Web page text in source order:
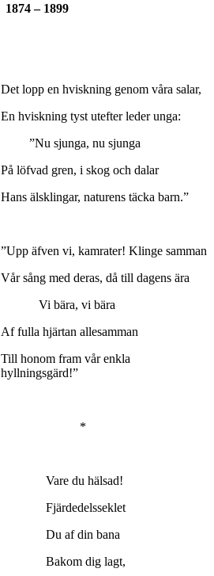
1874 – 1899
Det lopp en hviskning genom våra salar,
En hviskning tyst utefter leder unga:
”Nu sjunga, nu sjunga
På löfvad gren, i skog och dalar
Hans älsklingar, naturens täcka barn.”
”Upp äfven vi, kamrater! Klinge samman
Vår sång med deras, då till dagens ära
Vi bära, vi bära
Af fulla hjärtan allesamman
Till honom fram vår enkla
hyllningsgärd!”
*
Vare du hälsad!
Fjärdedelsseklet
Du af din bana
Bakom dig lagt,